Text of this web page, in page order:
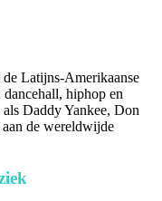
Latijns-Amerikaanse
hiphop en
Daddy Yankee, Don
de wereldwijde